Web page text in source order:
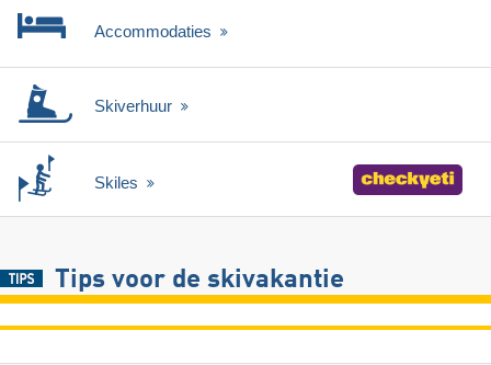
Accommodaties
Skiverhuur
Skiles
Tips voor de skivakantie